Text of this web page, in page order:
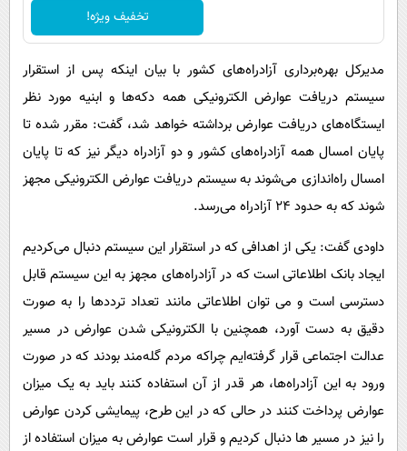
تخفیف ویژه!
مدیرکل بهره‌برداری آزادراه‌های کشور با بیان اینکه پس از استقرار
سیستم دریافت عوارض الکترونیکی همه دکه‌ها و ابنیه مورد نظر
ایستگاه‌های دریافت عوارض برداشته خواهد شد، گفت: مقرر شده تا
پایان امسال همه آزادراه‌های کشور و دو آزادراه دیگر نیز که تا پایان
امسال راه‌اندازی می‌شوند به سیستم دریافت عوارض الکترونیکی مجهز
شوند که به حدود ۲۴ آزادراه می‌رسد.
داودی گفت: یکی از اهدافی که در استقرار این سیستم دنبال می‌کردیم
ایجاد بانک اطلاعاتی است که در آزادراه‌های مجهز به این سیستم قابل
دسترسی است و می توان اطلاعاتی مانند تعداد ترددها را به صورت
دقیق به دست آورد، همچنین با الکترونیکی شدن عوارض در مسیر
عدالت اجتماعی قرار گرفته‌ایم چراکه مردم گله‌مند بودند که در صورت
ورود به این آزادراه‌ها، هر قدر از آن استفاده کنند باید به یک میزان
عوارض پرداخت کنند در حالی که در این طرح، پیمایشی کردن عوارض
را نیز در مسیر ها دنبال کردیم و قرار است عوارض به میزان استفاده از